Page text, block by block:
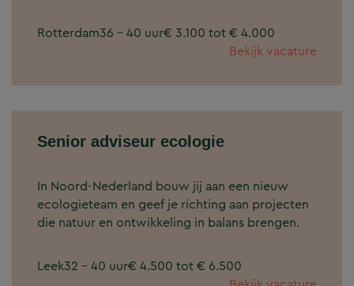
Rotterdam36 - 40 uur€ 3.100 tot € 4.000
Bekijk vacature
Senior adviseur ecologie
In Noord-Nederland bouw jij aan een nieuw
ecologieteam en geef je richting aan projecten
die natuur en ontwikkeling in balans brengen.
Leek32 - 40 uur€ 4.500 tot € 6.500